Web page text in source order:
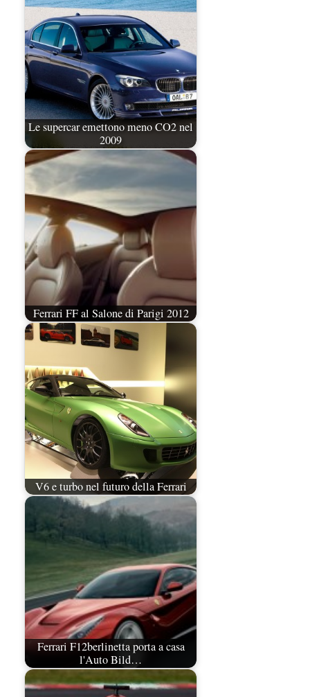
Le supercar emettono meno CO2 nel
2009
Ferrari FF al Salone di Parigi 2012
V6 e turbo nel futuro della Ferrari
Ferrari F12berlinetta porta a casa
l'Auto Bild…